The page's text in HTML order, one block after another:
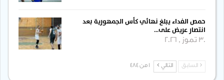
حمص الفداء يبلغ نهائي كأس الجمهورية بعد
انتصار عريض على…
30 تموز , 2026
السابق التالي